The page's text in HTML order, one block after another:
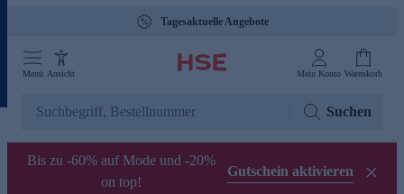
Tagesaktuelle Angebote
Menü Ansicht Mein Konto Warenkorb
Suchen
Bis zu -60% auf Mode und -20%
on top!
Gutschein aktivieren